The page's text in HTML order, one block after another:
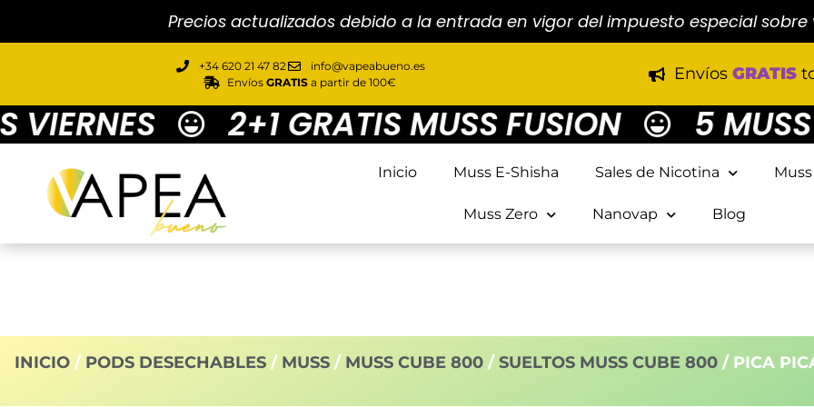
Precios actualizados debido a la entrada en vigor del impuesto especial sobre
+34 620 21 47 82
info@vapeabueno.es
EnvíosGRATIS a partir de 100€ EnvíosGRATIS
2+1 GRATIS MUSS FUSION 5 MUSS
Inicio Muss E-Shisha Sales de Nicotina Muss
Muss Zero Nanovap Blog
INICIO / PODS DESECHABLES / MUSS / MUSS CUBE 800 /SUELTOS MUSS CUBE 800 / PICA